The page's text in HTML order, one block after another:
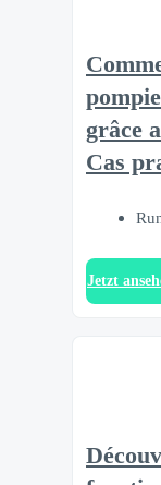
grâce
Cas
Jetzt